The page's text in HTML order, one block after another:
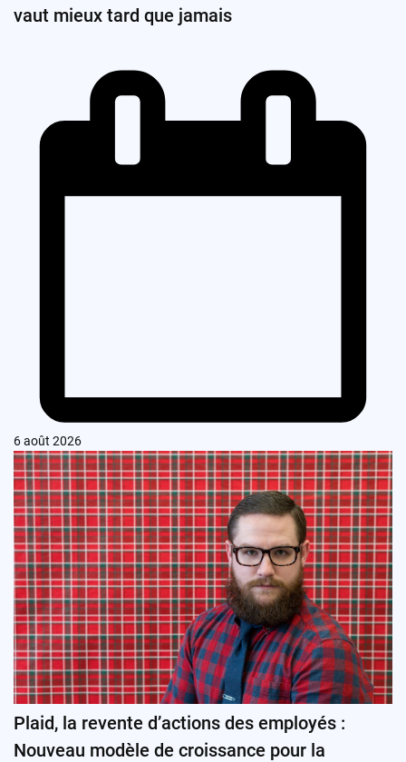
vaut mieux tard que jamais
6 août 2026
Plaid, la revente d’actions des employés :
Nouveau modèle de croissance pour la